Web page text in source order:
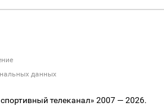
данных
телеканал» 2007 — 2026.